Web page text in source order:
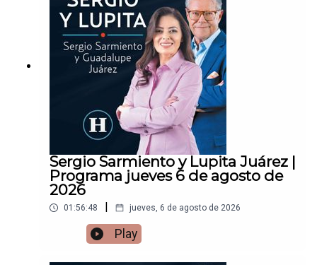
Sergio Sarmiento y Lupita Juárez |
Programa jueves 6 de agosto de
2026
01:56:48 jueves, 6 de agosto de 2026
Play